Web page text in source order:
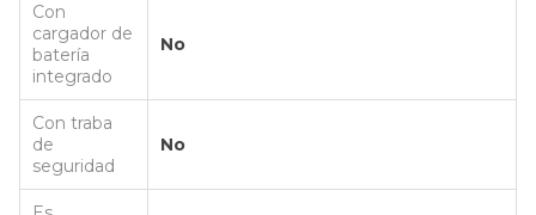
Con
cargador de
batería
integrado
No
Con traba
de
seguridad
No